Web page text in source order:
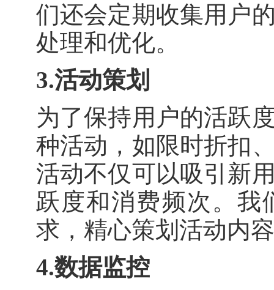
们还会定期收集用户
处理和优化。
3.活动策划
为了保持用户的活跃
种活动，如限时折扣
活动不仅可以吸引新
跃度和消费频次。我
求，精心策划活动内
4.数据监控